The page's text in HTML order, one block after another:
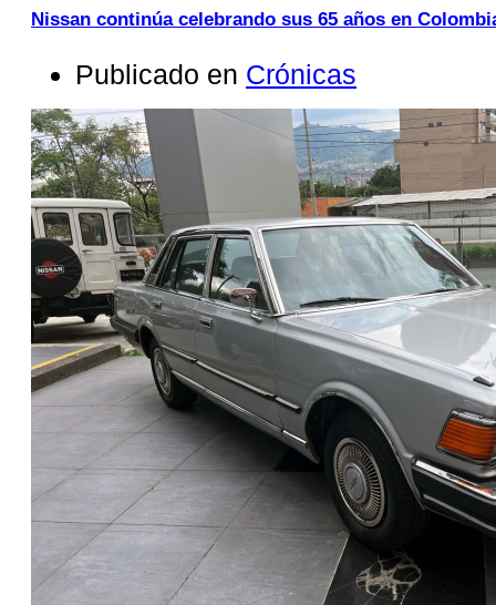
Nissan continúa celebrando sus 65 años en
Publicado en Crónicas